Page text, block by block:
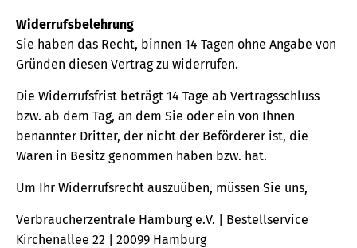
Widerrufsbelehrung
Sie haben das Recht, binnen 14 Tagen ohne Angabe von
Gründen diesen Vertrag zu widerrufen.
Die Widerrufsfrist beträgt 14 Tage ab Vertragsschluss
bzw. ab dem Tag, an dem Sie oder ein von Ihnen
benannter Dritter, der nicht der Beförderer ist, die
Waren in Besitz genommen haben bzw. hat.
Um Ihr Widerrufsrecht auszuüben, müssen Sie uns,
Verbraucherzentrale Hamburg e.V. | Bestellservice
Kirchenallee 22 | 20099 Hamburg